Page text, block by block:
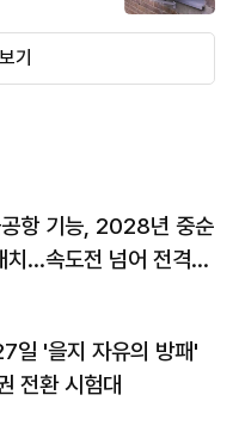
기
항 기능, 2028년 중순
치…속도전 넘어 전격
일 '을지 자유의 방패'
전환 시험대